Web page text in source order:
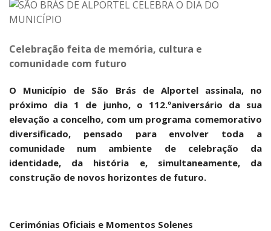
Celebração feita de memória, cultura e
comunidade com futuro
O Município de São Brás de Alportel assinala, no
próximo dia 1 de junho, o 112.ºaniversário da sua
elevação a concelho, com um programa comemorativo
diversificado, pensado para envolver toda a
comunidade num ambiente de celebração da
identidade, da história e, simultaneamente, da
construção de novos horizontes de futuro.
Cerimónias Oficiais e Momentos Solenes